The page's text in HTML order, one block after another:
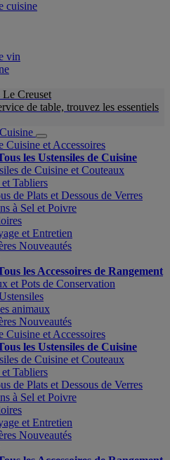
cuisine
vin
Le Creuset
de table, trouvez les essentiels
Cuisine et Accessoires
les Ustensiles de Cuisine
de Cuisine et Couteaux
Tabliers
de Plats et Dessous de Verres
à Sel et Poivre
et Entretien
Nouveautés
les Accessoires de Rangement
et Pots de Conservation
animaux
Nouveautés
Cuisine et Accessoires
les Ustensiles de Cuisine
de Cuisine et Couteaux
Tabliers
de Plats et Dessous de Verres
à Sel et Poivre
et Entretien
Nouveautés